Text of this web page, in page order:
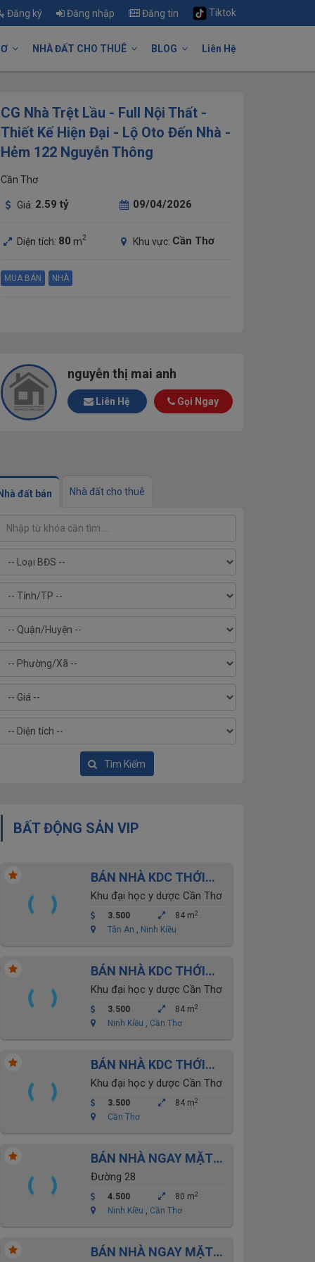
Đăng ký Đăng nhập Đăng tin Tiktok
NHÀ ĐẤT CHO THUÊ BLOG Liên Hệ
CG Nhà Trệt Lầu - Full Nội Thất -
Thiết Kế Hiện Đại - Lộ Oto Đến Nhà -
Hẻm 122 Nguyễn Thông
Cần Thơ
Giá: 2.59 tỷ 09/04/2026
Diện tích: 80 m2 Khu vực: Cần Thơ
MUA BÁN NHÀ
nguyễn thị mai anh
Liên Hệ Gọi Ngay
Nhà đất bán Nhà đất cho thuê
Tìm Kiếm
BẤT ĐỘNG SẢN VIP
BÁN NHÀ KDC THỚI
NHỰT- ĐẠI HỌC Y
DƯỢC CẦN THƠ
Khu đại học y dược Cần Thơ
3.500 84 m2
Tân An , Ninh Kiều
BÁN NHÀ KDC THỚI
NHỰT- ĐẠI HỌC Y
DƯỢC CẦN THƠ
Khu đại học y dược Cần Thơ
3.500 84 m2
Ninh Kiều , Cần Thơ
BÁN NHÀ KDC THỚI
NHỰT- ĐẠI HỌC Y
DƯỢC CẦN THƠ
Khu đại học y dược Cần Thơ
3.500 84 m2
Cần Thơ
BÁN NHÀ NGAY MẶT
TIỀN CHỢ AN KHÁNH-
ĐẠI HỌC Y DƯỢC
Đường 28
4.500 80 m2
Ninh Kiều , Cần Thơ
BÁN NHÀ NGAY MẶT